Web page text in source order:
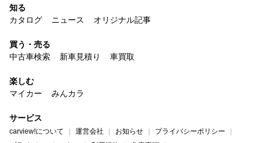
知る
カタログ
ニュース オリジナル記事
買う・売る
中古車検索
新車見積り 車買取
楽しむ
マイカー
みんカラ
サービス
carview!について 運営会社 お知らせ
プライバシーポリシー